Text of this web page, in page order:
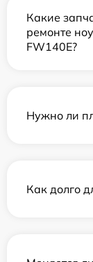
Какие
ремонте
FW140E?
Нужно ли
Как долго